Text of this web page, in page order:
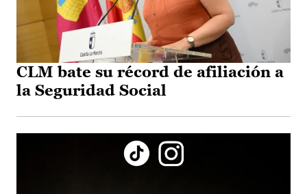
CLM bate su récord de afiliación a
la Seguridad Social